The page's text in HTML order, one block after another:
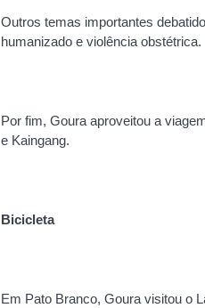
Outros temas importantes
humanizado e violência obstétrica.
Por fim, Goura aproveitou a
e Kaingang.
Bicicleta
Em Pato Branco, Goura visitou o